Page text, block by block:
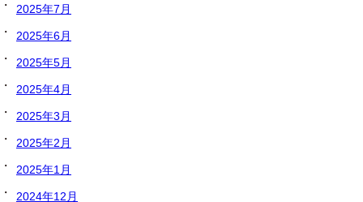
2025年7月
2025年6月
2025年5月
2025年4月
2025年3月
2025年2月
2025年1月
2024年12月